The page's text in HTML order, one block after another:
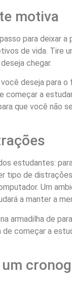
motiva
para deixar
de vida. Tire
chegar.
deseja para
começar a
que você não
estudantes:
tipo de
Um
a manter a
armadilha de
começar a